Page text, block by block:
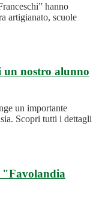
hanno
artigianato, scuole
nostro alunno
un importante
Scopri tutti i dettagli
"Favolandia